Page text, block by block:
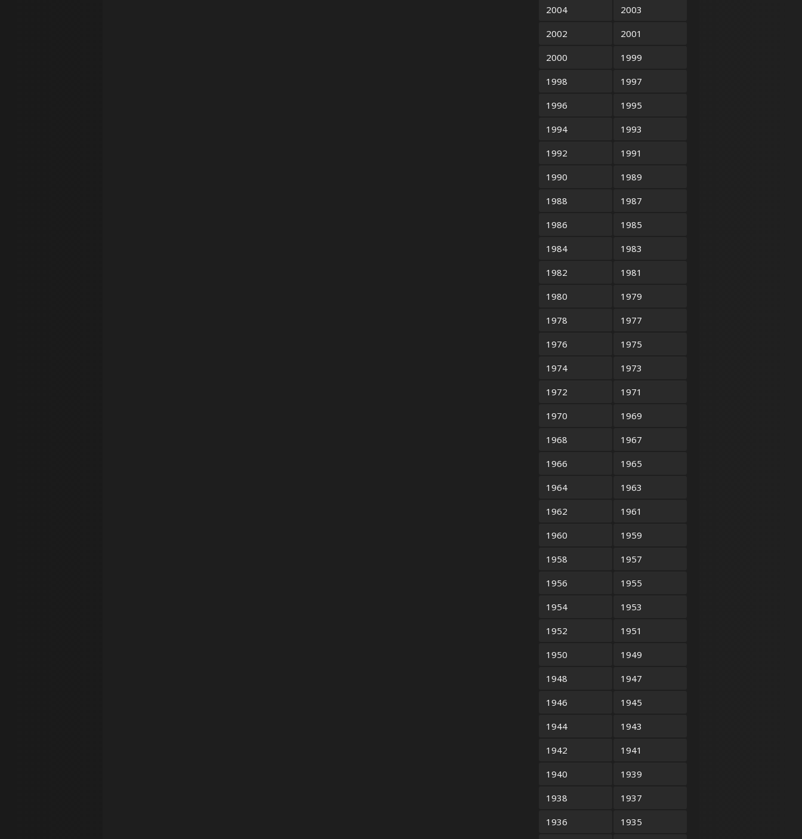
2004
2003
2002
2001
2000
1999
1998
1997
1996
1995
1994
1993
1992
1991
1990
1989
1988
1987
1986
1985
1984
1983
1982
1981
1980
1979
1978
1977
1976
1975
1974
1973
1972
1971
1970
1969
1968
1967
1966
1965
1964
1963
1962
1961
1960
1959
1958
1957
1956
1955
1954
1953
1952
1951
1950
1949
1948
1947
1946
1945
1944
1943
1942
1941
1940
1939
1938
1937
1936
1935